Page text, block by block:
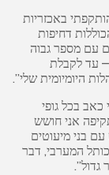
באכזריות
דחיפות
עם מספר גבוה
עד לקבלת
היומיומית שלי”.
בכל גופי
אני חושש
בני מיעוטים
המערבי, דבר
גדול”.